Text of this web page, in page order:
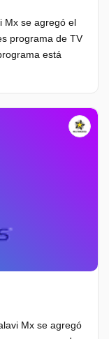
Mx se agregó el
programa de TV
está
Mx se agregó